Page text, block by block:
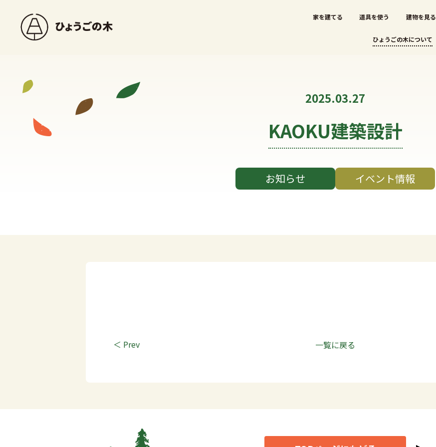
家を建てる 道具を使う 建物を見る
ひょうごの木について
2025.03.27
KAOKU建築設計
お知らせ イベント情報
＜ Prev 一覧に戻る